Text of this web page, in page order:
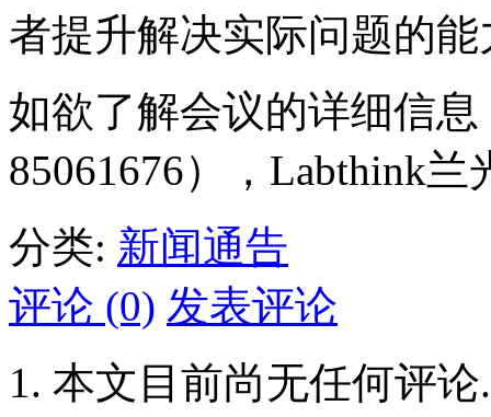
者提升解决实际问题的能
如欲了解会议的详细信
85061676），Labthink
分类: 新闻通告
评论 (0) 发表评论
本文目前尚无任何评论.